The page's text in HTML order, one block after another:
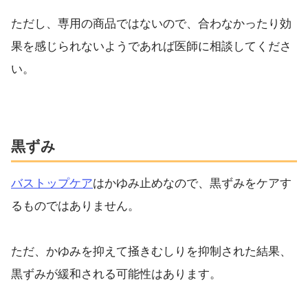
ただし、専用の商品ではないので、合わなかったり効
果を感じられないようであれば医師に相談してくださ
い。
黒ずみ
バストップケアはかゆみ止めなので、黒ずみをケアす
るものではありません。
ただ、かゆみを抑えて掻きむしりを抑制された結果、
黒ずみが緩和される可能性はあります。